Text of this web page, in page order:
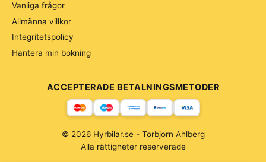
Vanliga frågor
Allmänna villkor
Integritetspolicy
Hantera min bokning
ACCEPTERADE BETALNINGSMETODER
© 2026 Hyrbilar.se - Torbjorn Ahlberg
Alla rättigheter reserverade